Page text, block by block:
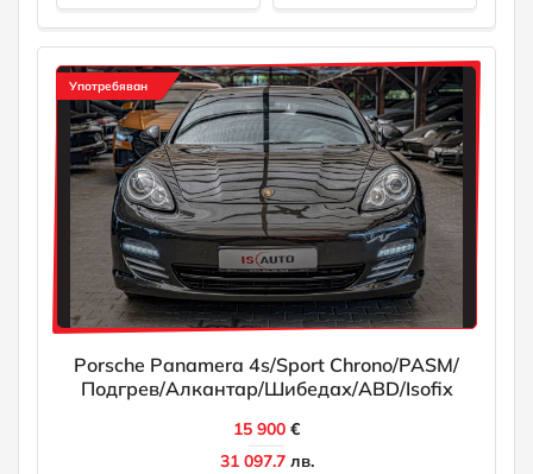
Употребяван
Porsche Panamera 4s/Sport Chrono/PASM/
Подгрев/Алкантар/Шибедах/ABD/Isofix
15 900 €
31 097.7лв.